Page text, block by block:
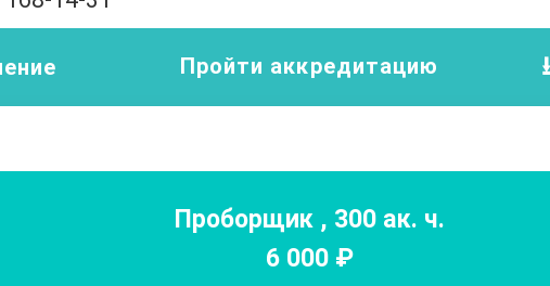
Пройти аккредитацию
Проборщик , 300ак. ч.
6 000₽